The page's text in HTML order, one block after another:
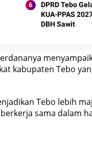
DPRD Tebo
KUA-PPAS
DBH Sawit
kabupaten Tebo
Tebo lebih
sama dalam